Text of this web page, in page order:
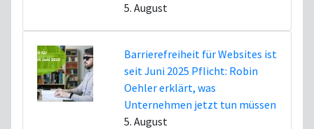
5. August
Barrierefreiheit für Websites ist
seit Juni 2025 Pflicht: Robin
Oehler erklärt, was
Unternehmen jetzt tun müssen
5. August